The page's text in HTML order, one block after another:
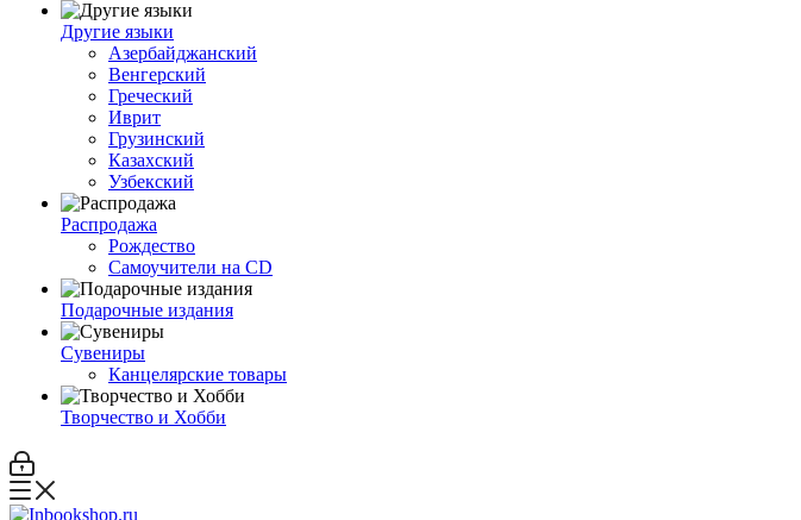
Другие языки
Азербайджанский
Венгерский
Греческий
Иврит
Грузинский
Казахский
Узбекский
Распродажа
Рождество
Самоучители на CD
Подарочные издания
Сувениры
Канцелярские товары
Творчество и Хобби